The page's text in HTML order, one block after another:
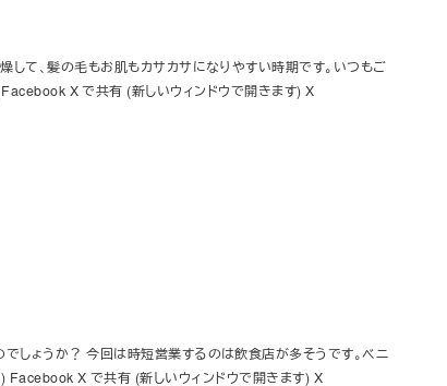
して、髪の毛もお肌もカサカサになりやすい時期です。いつもご
X で共有 (新しいウィンドウで開きます) X
しょうか？ 今回は時短営業するのは飲食店が多そうです。ベニ
Facebook X で共有 (新しいウィンドウで開きます) X